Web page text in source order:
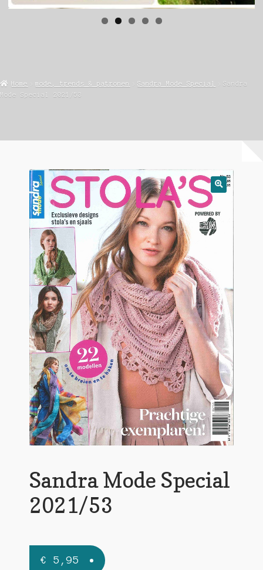
Home mode, trends & patronen Sandra Mode Special
Sandra
Mode Special 2021/53
Sandra Mode Special
2021/53
€ 5,95